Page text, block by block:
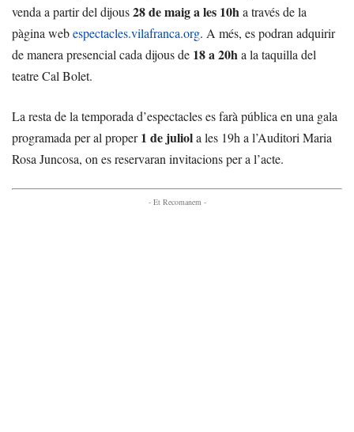
venda a partir del dijous28 de maig a les 10ha través de la
pàgina webespectacles.vilafranca.org. A més, es podran adquirir
de manera presencial cada dijous de 18 a 20ha la taquilla del
teatre Cal Bolet.
La resta de la temporada d’espectacles es farà pública en una gala
programada per al proper1 de juliola les 19h a l’Auditori Maria
Rosa Juncosa, on es reservaran invitacions per a l’acte.
- Et Recomanem -